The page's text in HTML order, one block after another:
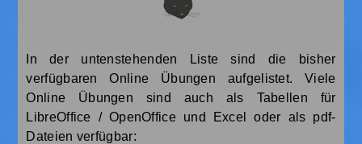
In der untenstehenden Liste sind die bisher
verfügbaren Online Übungen aufgelistet. Viele
Online Übungen sind auch als Tabellen für
LibreOffice / OpenOffice und Excel oder als pdf-
Dateien verfügbar: